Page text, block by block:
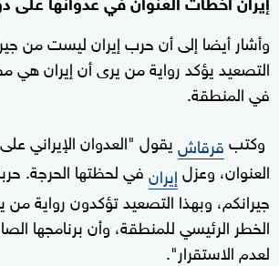
وأشار أيضا إلى أن حرب إيران ليست من
التصعيد يؤكد رواية من يرى أن إيران هي
في المنطقة.
وكتبقرقاشيقول "العدوان الإيراني
العنوان، وعزلإيرانفي لحظتها الحرجة.
جيرانكم، وبهذا التصعيد تؤكدون رواية
الخطر الرئيسي للمنطقة، وأن برنامجها
لعدم الاستقرار".